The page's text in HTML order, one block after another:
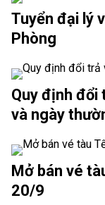
Tuyển đại lý
Phòng
Quy định đổi
và ngày
Mở bán vé
20/9